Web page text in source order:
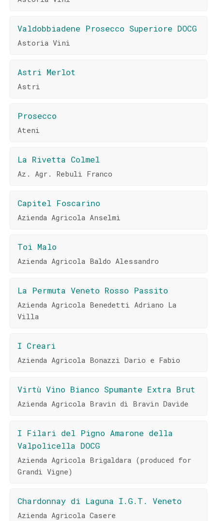
Valdobbiadene Prosecco Superiore DOCG
Astoria Vini
Astri Merlot
Astri
Prosecco
Ateni
La Rivetta Colmel
Az. Agr. Rebuli Franco
Capitel Foscarino
Azienda Agricola Anselmi
Toi Malo
Azienda Agricola Baldo Alessandro
La Permuta Veneto Rosso Passito
Azienda Agricola Benedetti Adriano La
Villa
I Creari
Azienda Agricola Bonazzi Dario e Fabio
Virtù Vino Bianco Spumante Extra Brut
Azienda Agricola Bravin di Bravin Davide
I Filari del Pigno Amarone della
Valpolicella DOCG
Azienda Agricola Brigaldara (produced for
Grandi Vigne)
Chardonnay di Laguna I.G.T. Veneto
Azienda Agricola Casere